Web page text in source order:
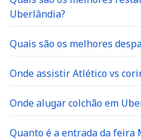
Uberlândia?
Quais são os melhores
Onde assistir Atlético vs
Onde alugar colchão em
Quanto é a entrada da feira